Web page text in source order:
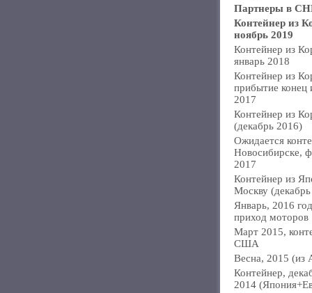
Партнеры в
Контейнер из
ноябрь 2019
Контейнер из
январь 2018
Контейнер из
прибытие конец
2017
Контейнер из
(декабрь 2016)
Ожидается
Новосибирске,
2017
Контейнер из
Москву
Январь, 2016
приход моторов
Март 2015,
США
Весна, 2015 (из
Контейнер,
2014